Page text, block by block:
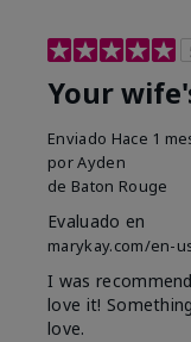
Your
Enviado Hace 1
porAyden
de Baton Rouge
Evaluado en
marykay.com/en-
I was
love it!
love.